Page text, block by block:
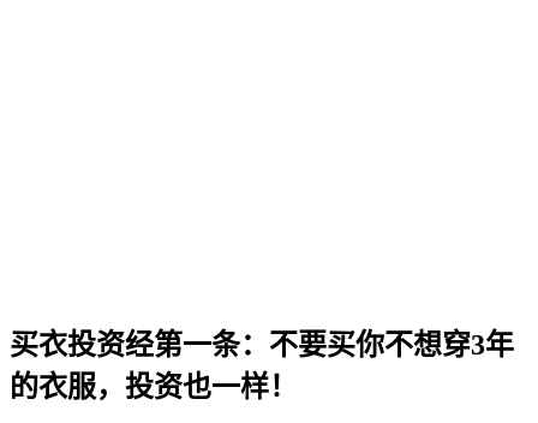
买衣投资经第一条：不要买你不想穿3年
的衣服，投资也一样！